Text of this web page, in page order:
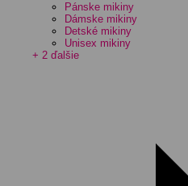
Pánske mikiny
Dámske mikiny
Detské mikiny
Unisex mikiny
+ 2 ďalšie